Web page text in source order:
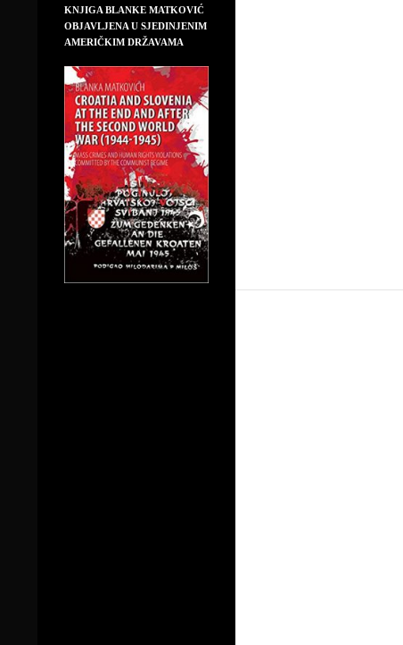
KNJIGA BLANKE MATKOVIĆ
OBJAVLJENA U SJEDINJENIM
AMERIČKIM DRŽAVAMA